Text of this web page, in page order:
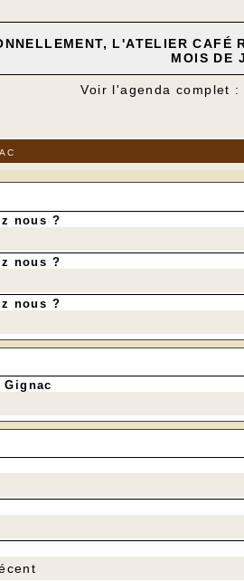
L'ATELIER CAFÉ
MOIS DE
Voir l'agenda complet :
nous ?
nous ?
nous ?